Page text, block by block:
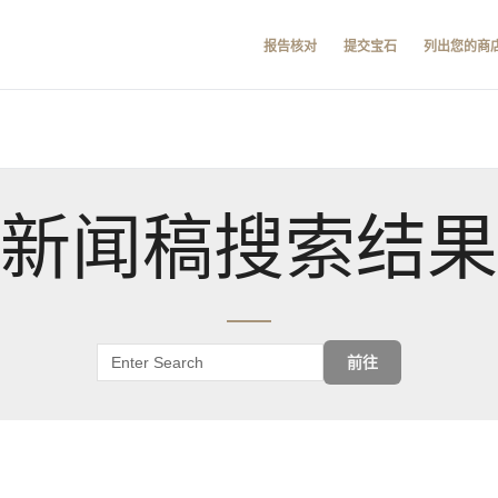
报告核对 提交宝石 列出您的商
新闻稿搜索结果
前往